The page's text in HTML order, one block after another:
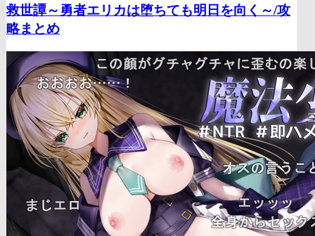
救世譚～勇者エリカは堕ちても明日を向く～/攻
略まとめ